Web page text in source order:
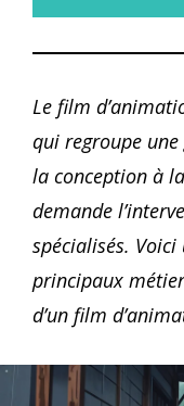
Le film
qui regroupe
la conception à
demande
spécialisés. Voici
principaux
d’un film